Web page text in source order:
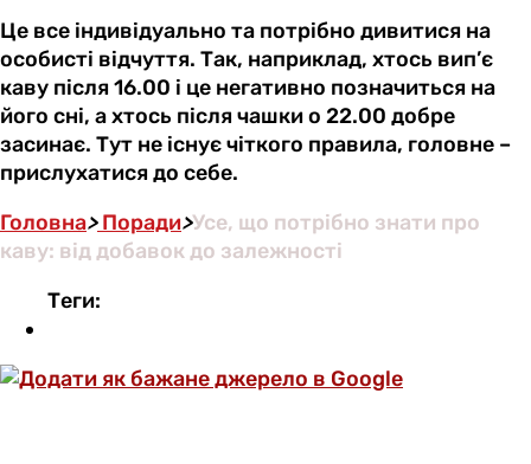
Це все індивідуально та потрібно дивитися на
особисті відчуття. Так, наприклад, хтось вип’є
каву після 16.00 і це негативно позначиться на
його сні, а хтось після чашки о 22.00 добре
засинає. Тут не існує чіткого правила, головне –
прислухатися до себе.
Головна>Поради>Усе, що потрібно знати про
каву: від добавок до залежності
Теги: